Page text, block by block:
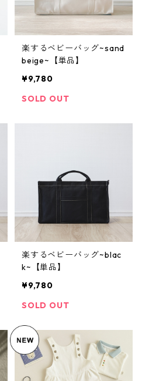
楽するベビーバッグ~sand
beige~【単品】
¥9,780
SOLD OUT
楽するベビーバッグ~blac
k~【単品】
¥9,780
SOLD OUT